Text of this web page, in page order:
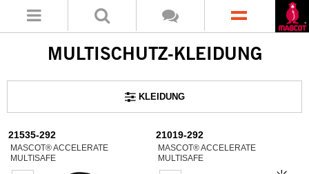
MULTISCHUTZ-KLEIDUNG
KLEIDUNG
21535-292
MASCOT® ACCELERATE
MULTISAFE
21019-292
MASCOT® ACCELERATE
MULTISAFE